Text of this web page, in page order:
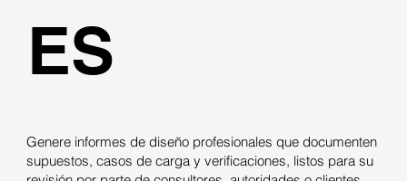
Genere informes de diseño profesionales que documenten
supuestos, casos de carga y verificaciones, listos para su
ES